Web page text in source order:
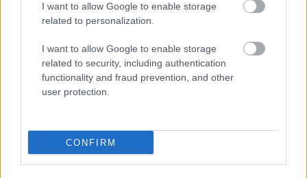
I want to allow Google to enable storage
related to personalization.
I want to allow Google to enable storage
related to security, including authentication
functionality and fraud prevention, and other
user protection.
CONFIRM
Η εορτή της Μεταμόρφωσης στον Ψαθόπυργο ΦΩΤΟ